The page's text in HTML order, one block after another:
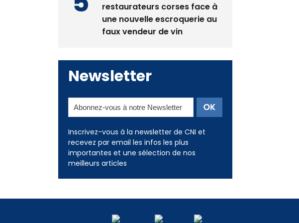
restaurateurs corses face à
une nouvelle escroquerie au
faux vendeur de vin
Newsletter
Inscrivez-vous à la newsletter de CNI et
recevez par email les infos les plus
importantes et une sélection de nos
meilleurs articles